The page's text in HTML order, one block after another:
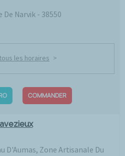
De Narvik - 38550
les horaires
COMMANDER
D'Aumas, Zone Artisanale Du